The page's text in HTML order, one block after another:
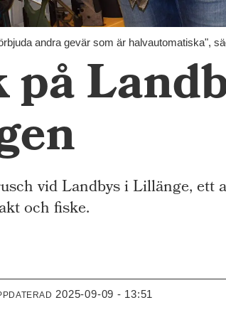
andra gevär som är halvautomatiska",
vid Landbys i Lillänge, ett
och fiske.
2025-09-09 - 13:51